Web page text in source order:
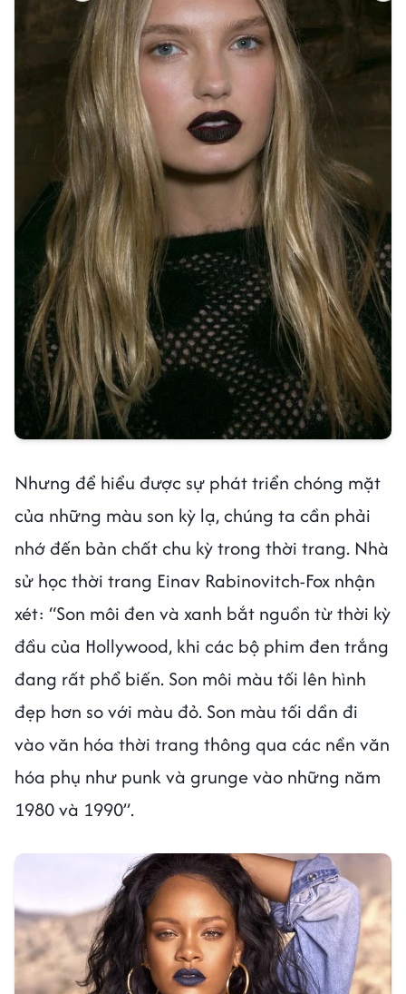
Nhưng để hiểu được sự phát triển chóng mặt
của những màu son kỳ lạ, chúng ta cần phải
nhớ đến bản chất chu kỳ trong thời trang. Nhà
sử học thời trang Einav Rabinovitch-Fox nhận
xét: “Son môi đen và xanh bắt nguồn từ thời kỳ
đầu của Hollywood, khi các bộ phim đen trắng
đang rất phổ biến. Son môi màu tối lên hình
đẹp hơn so với màu đỏ. Son màu tối dần đi
vào văn hóa thời trang thông qua các nền văn
hóa phụ như punk và grunge vào những năm
1980 và 1990”.